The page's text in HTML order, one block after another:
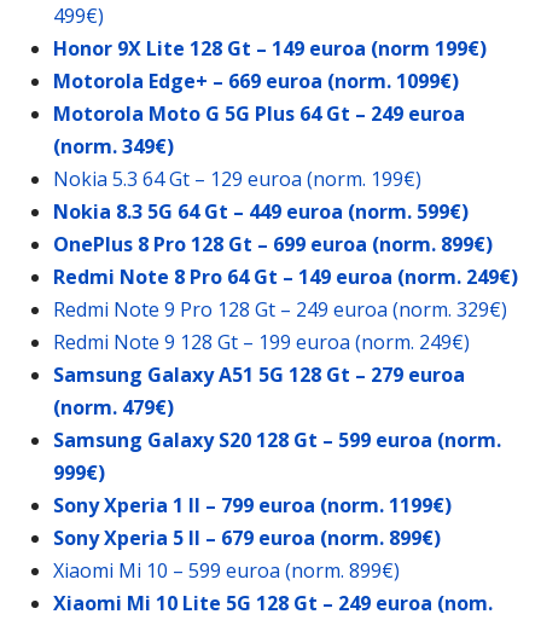
499€)
Honor 9X Lite 128 Gt – 149 euroa (norm 199€)
Motorola Edge+ – 669 euroa (norm. 1099€)
Motorola Moto G 5G Plus 64 Gt – 249 euroa
(norm. 349€)
Nokia 5.3 64 Gt – 129 euroa (norm. 199€)
Nokia 8.3 5G 64 Gt – 449 euroa (norm. 599€)
OnePlus 8 Pro 128 Gt – 699 euroa (norm. 899€)
Redmi Note 8 Pro 64 Gt – 149 euroa (norm. 249€)
Redmi Note 9 Pro 128 Gt – 249 euroa (norm. 329€)
Redmi Note 9 128 Gt – 199 euroa (norm. 249€)
Samsung Galaxy A51 5G 128 Gt – 279 euroa
(norm. 479€)
Samsung Galaxy S20 128 Gt – 599 euroa (norm.
999€)
Sony Xperia 1 II – 799 euroa (norm. 1199€)
Sony Xperia 5 II – 679 euroa (norm. 899€)
Xiaomi Mi 10 – 599 euroa (norm. 899€)
Xiaomi Mi 10 Lite 5G 128 Gt – 249 euroa (nom.